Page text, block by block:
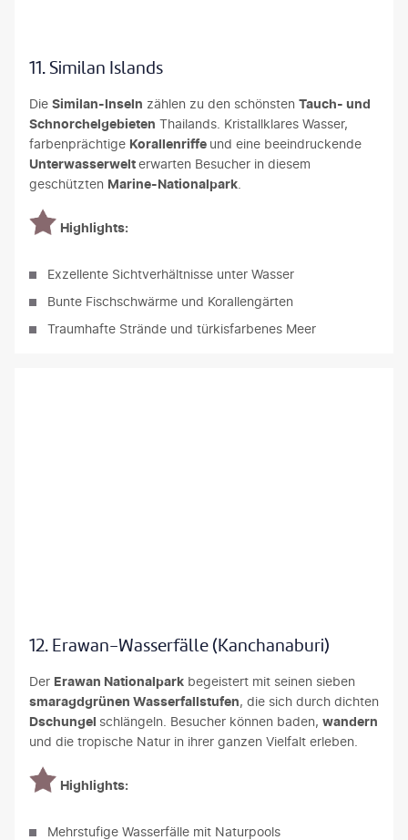
11. Similan Islands
Die Similan-Inseln zählen zu den schönsten Tauch- und
Schnorchelgebieten Thailands. Kristallklares Wasser,
farbenprächtige Korallenriffe und eine beeindruckende
Unterwasserwelterwarten Besucher in diesem
geschützten Marine-Nationalpark
Highlights:
Exzellente Sichtverhältnisse unter Wasser
Bunte Fischschwärme und Korallengärten
Traumhafte Strände und türkisfarbenes Meer
12. Erawan-Wasserfälle (Kanchanaburi)
Der Erawan Nationalpark begeistert mit seinen sieben
smaragdgrünen Wasserfallstufen, die sich durch dichten
Dschungel schlängeln. Besucher können baden, wandern
und die tropische Natur in ihrer ganzen Vielfalt erleben.
Highlights:
Mehrstufige Wasserfälle mit Naturpools